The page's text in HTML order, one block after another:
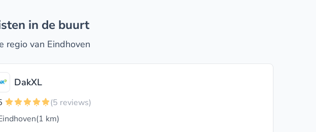
in de buurt
regio van Eindhoven
DakXL
(5 reviews)
(1 km)